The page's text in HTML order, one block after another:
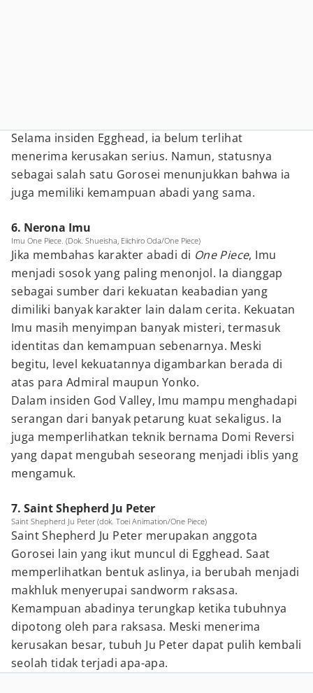
Selama insiden Egghead, ia belum terlihat
menerima kerusakan serius. Namun, statusnya
sebagai salah satu Gorosei menunjukkan bahwa ia
juga memiliki kemampuan abadi yang sama.
6. Nerona Imu
Imu One Piece. (Dok. Shueisha, Eiichiro Oda/One Piece)
Jika membahas karakter abadi di One Piece, Imu
menjadi sosok yang paling menonjol. Ia dianggap
sebagai sumber dari kekuatan keabadian yang
dimiliki banyak karakter lain dalam cerita. Kekuatan
Imu masih menyimpan banyak misteri, termasuk
identitas dan kemampuan sebenarnya. Meski
begitu, level kekuatannya digambarkan berada di
atas para Admiral maupun Yonko.
Dalam insiden God Valley, Imu mampu menghadapi
serangan dari banyak petarung kuat sekaligus. Ia
juga memperlihatkan teknik bernama Domi Reversi
yang dapat mengubah seseorang menjadi iblis yang
mengamuk.
7. Saint Shepherd Ju Peter
Saint Shepherd Ju Peter (dok. Toei Animation/One Piece)
Saint Shepherd Ju Peter merupakan anggota
Gorosei lain yang ikut muncul di Egghead. Saat
memperlihatkan bentuk aslinya, ia berubah menjadi
makhluk menyerupai sandworm raksasa.
Kemampuan abadinya terungkap ketika tubuhnya
dipotong oleh para raksasa. Meski menerima
kerusakan besar, tubuh Ju Peter dapat pulih kembali
seolah tidak terjadi apa-apa.